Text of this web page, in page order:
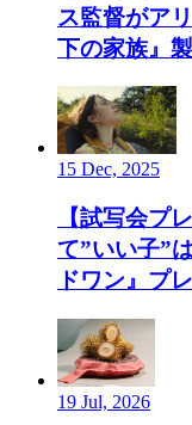
ス監督がア
下の家族』
15 Dec, 2025
【試写会プ
て”いい子”
ドワン』プ
19 Jul, 2026